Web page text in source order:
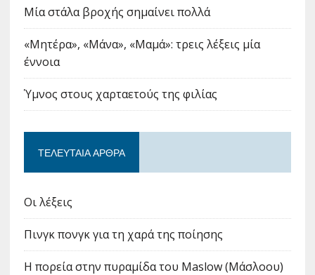
Μία στάλα βροχής σημαίνει πολλά
«Μητέρα», «Μάνα», «Μαμά»: τρεις λέξεις μία
έννοια
Ύμνος στους χαρταετούς της φιλίας
ΤΕΛΕΥΤΑΊΑ ΆΡΘΡΑ
Οι λέξεις
Πινγκ πονγκ για τη χαρά της ποίησης
Η πορεία στην πυραμίδα του Maslow (Μάσλοου)